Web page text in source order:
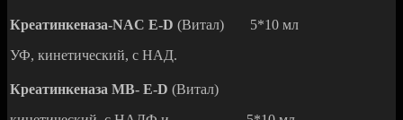
Креатинкеназа-NAC Е-D (Витал)
УФ, кинетический, с НАД.
5*10 мл
Креатинкеназа МВ- Е-D (Витал)